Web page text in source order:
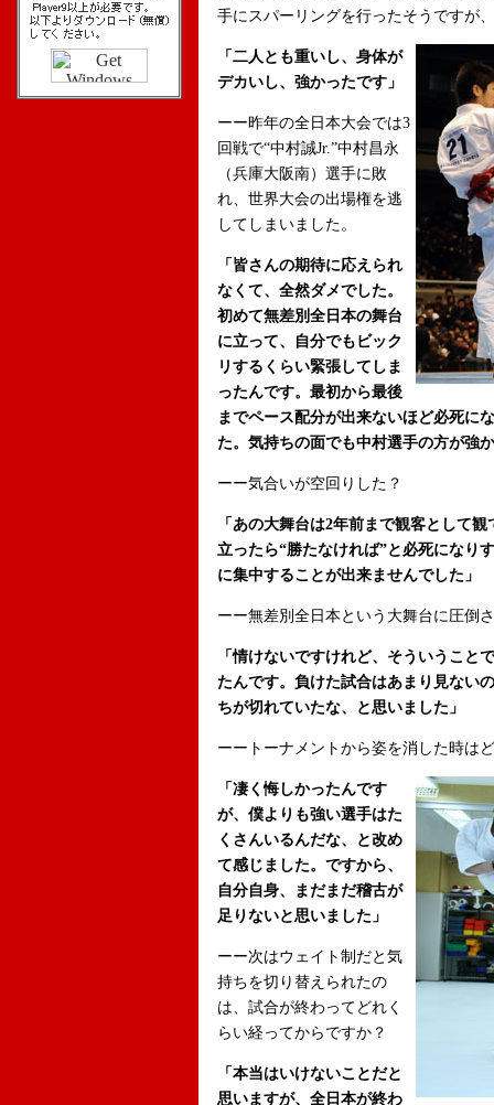
手にスパーリングを行ったそうですが
「二人とも重いし、身体が
デカいし、強かったです」
ーー昨年の全日本大会では3
回戦で“中村誠Jr.”中村昌永
（兵庫大阪南）選手に敗
れ、世界大会の出場権を逃
してしまいました。
「皆さんの期待に応えられ
なくて、全然ダメでした。
初めて無差別全日本の舞台
に立って、自分でもビック
リするくらい緊張してしま
ったんです。最初から最後
までペース配分が出来ないほど必死に
た。気持ちの面でも中村選手の方が強
ーー気合いが空回りした？
「あの大舞台は2年前まで観客として
立ったら“勝たなければ”と必死になり
に集中することが出来ませんでした」
ーー無差別全日本という大舞台に圧倒
「情けないですけれど、そういうこと
たんです。負けた試合はあまり見ない
ちが切れていたな、と思いました」
ーートーナメントから姿を消した時は
「凄く悔しかったんです
が、僕よりも強い選手はた
くさんいるんだな、と改め
て感じました。ですから、
自分自身、まだまだ稽古が
足りないと思いました」
ーー次はウェイト制だと気
持ちを切り替えられたの
は、試合が終わってどれく
らい経ってからですか？
「本当はいけないことだと
思いますが、全日本が終わ